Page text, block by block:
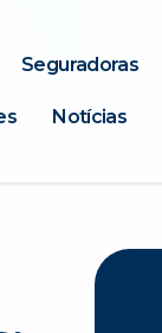
Seguradoras
Notícias